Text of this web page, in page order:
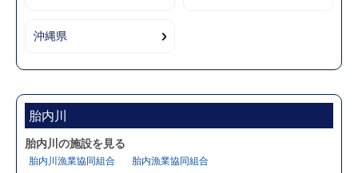
沖縄県
胎内川
胎内川の施設を見る
胎内川漁業協同組合 胎内漁業協同組合